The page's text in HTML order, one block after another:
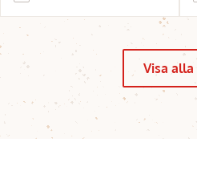
Visa alla